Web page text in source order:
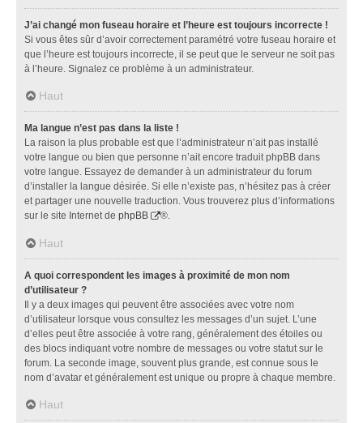
J’ai changé mon fuseau horaire et l’heure est toujours incorrecte !
Si vous êtes sûr d’avoir correctement paramétré votre fuseau horaire et
que l’heure est toujours incorrecte, il se peut que le serveur ne soit pas
à l’heure. Signalez ce problème à un administrateur.
Haut
Ma langue n’est pas dans la liste !
La raison la plus probable est que l’administrateur n’ait pas installé
votre langue ou bien que personne n’ait encore traduit phpBB dans
votre langue. Essayez de demander à un administrateur du forum
d’installer la langue désirée. Si elle n’existe pas, n’hésitez pas à créer
et partager une nouvelle traduction. Vous trouverez plus d’informations
sur le site Internet de phpBB ®.
Haut
A quoi correspondent les images à proximité de mon nom
d’utilisateur ?
Il y a deux images qui peuvent être associées avec votre nom
d’utilisateur lorsque vous consultez les messages d’un sujet. L’une
d’elles peut être associée à votre rang, généralement des étoiles ou
des blocs indiquant votre nombre de messages ou votre statut sur le
forum. La seconde image, souvent plus grande, est connue sous le
nom d’avatar et généralement est unique ou propre à chaque membre.
Haut